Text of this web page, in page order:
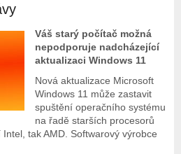
Váš starý počítač možná
nepodporuje nadcházející
aktualizaci Windows 11
Nová aktualizace Microsoft
Windows 11 může zastavit
spuštění operačního systému
na řadě starších procesorů
tak AMD. Softwarový výrobce